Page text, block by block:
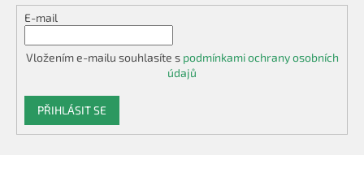
E-mail
Vložením e-mailu souhlasíte s podmínkami ochrany osobních
údajů
PŘIHLÁSIT SE